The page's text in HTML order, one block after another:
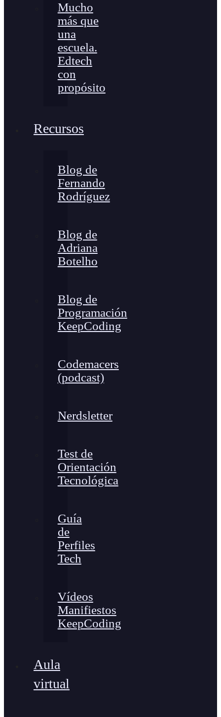
Mucho
más que
una
escuela.
Edtech
con
propósito
Recursos
Blog de
Fernando
Rodríguez
Blog de
Adriana
Botelho
Blog de
Programación
KeepCoding
Codemacers
(podcast)
Nerdsletter
Test de
Orientación
Tecnológica
Guía
de
Perfiles
Tech
Vídeos
Manifiestos
KeepCoding
Aula
virtual